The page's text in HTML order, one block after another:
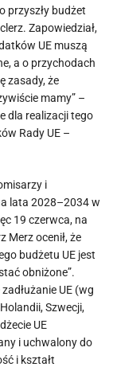
przyszły budżet
Zapowiedział,
UE muszą
a o przychodach
zasady, że
mamy” –
dla realizacji tego
Rady UE –
i
lata 2028–2034 w
19 czerwca, na
Merz ocenił, że
budżetu UE jest
obniżone”.
UE (wg
Szwecji,
UE
i uchwalony do
i kształt